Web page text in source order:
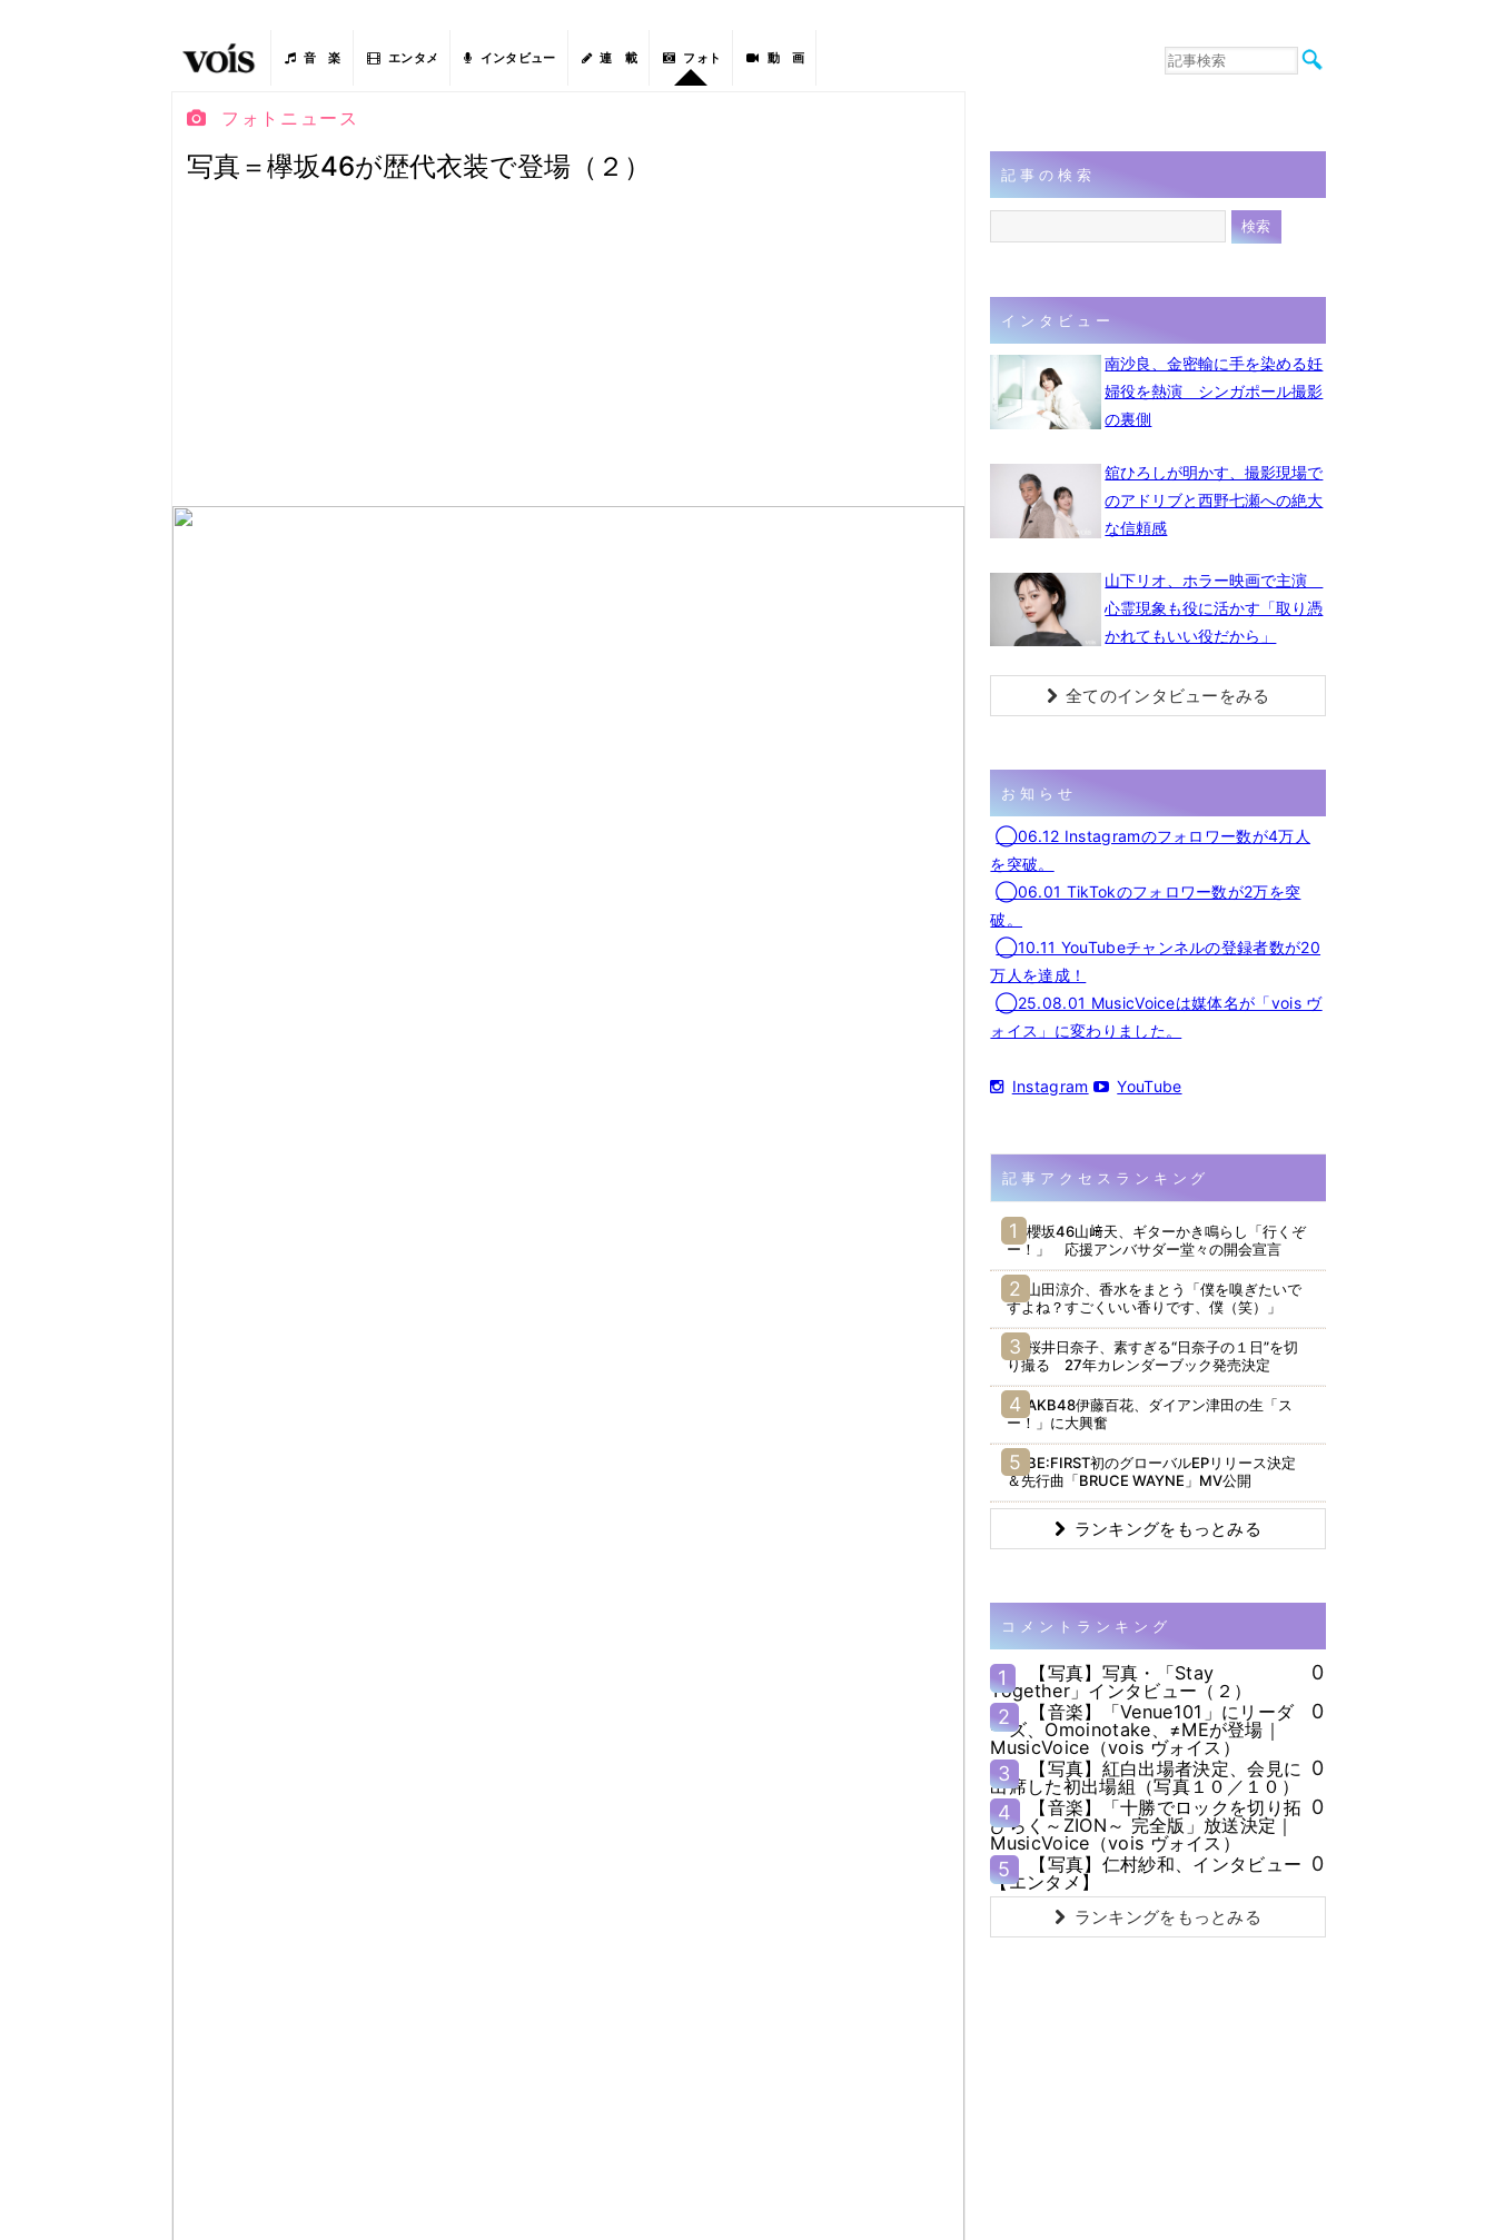
音 楽 エンタメ インタビュー 連 載 フォト 動 画
音楽
連載
フォト
フォトニュース
写真＝欅坂46が歴代衣装で登場（２） 記事の検索
インタビュー
南沙良、金密輸に手を染める妊
婦役を熱演 シンガポール撮影
の裏側
舘ひろしが明かす、撮影現場で
のアドリブと西野七瀬への絶大
な信頼感
山下リオ、ホラー映画で主演
心霊現象も役に活かす「取り憑
かれてもいい役だから」
全てのインタビューをみる
お知らせ
◯06.12 Instagramのフォロワー数が4万人
を突破。
◯06.01 TikTokのフォロワー数が2万を突
破。
◯10.11 YouTubeチャンネルの登録者数が20
万人を達成！
◯25.08.01 MusicVoiceは媒体名が「vois ヴ
ォイス」に変わりました。
Instagram YouTube
記事アクセスランキング
櫻坂46山﨑天、ギターかき鳴らし「行くぞ
ー！」 応援アンバサダー堂々の開会宣言
山田涼介、香水をまとう「僕を嗅ぎたいで
すよね？すごくいい香りです、僕（笑）」
桜井日奈子、素すぎる“日奈子の１日”を切
り撮る 27年カレンダーブック発売決定
AKB48伊藤百花、ダイアン津田の生「ス
ー！」に大興奮
BE:FIRST初のグローバルEPリリース決定
＆先行曲「BRUCE WAYNE」MV公開
ランキングをもっとみる
コメントランキング
1
【写真】写真・「Stay
Together」インタビュー（２）
0
2
【音楽】「Venue101」にリーダ
ーズ、Omoinotake、≠MEが登場｜
MusicVoice（vois ヴォイス）
0
3
【写真】紅白出場者決定、会見に
出席した初出場組（写真１０／１０）
0
4
【音楽】「十勝でロックを切り拓
ひらく～ZION～ 完全版」放送決定｜
MusicVoice（vois ヴォイス）
0
5
【写真】仁村紗和、インタビュー
【エンタメ】
0
ランキングをもっとみる